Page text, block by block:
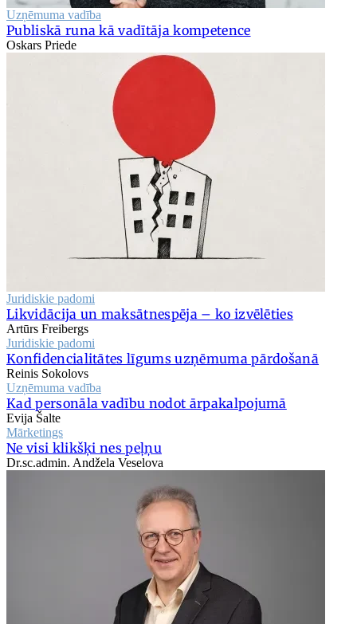
Uzņēmuma vadība
Publiskā runa kā vadītāja kompetence
Oskars Priede
Juridiskie padomi
Likvidācija un maksātnespēja – ko izvēlēties
Artūrs Freibergs
Juridiskie padomi
Konfidencialitātes līgums uzņēmuma pārdošanā
Reinis Sokolovs
Uzņēmuma vadība
Kad personāla vadību nodot ārpakalpojumā
Evija Šalte
Mārketings
Ne visi klikšķi nes peļņu
Dr.sc.admin. Andžela Veselova